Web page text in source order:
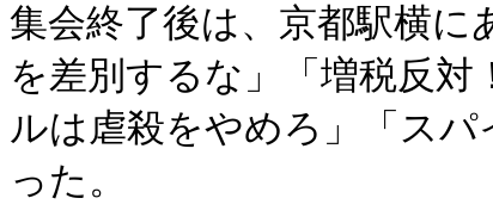
集会終了後は、京都駅横に
を差別するな」「増税反
ルは虐殺をやめろ」「ス
った。